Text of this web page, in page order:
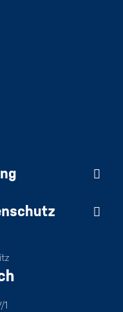
1